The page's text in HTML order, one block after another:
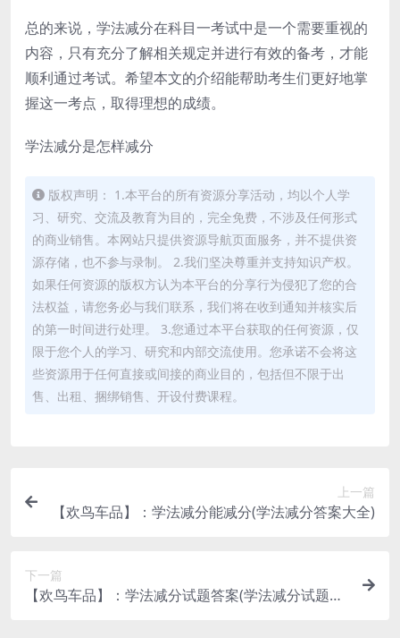
总的来说，学法减分在科目一考试中是一个需要重视的
内容，只有充分了解相关规定并进行有效的备考，才能
顺利通过考试。希望本文的介绍能帮助考生们更好地掌
握这一考点，取得理想的成绩。
学法减分是怎样减分
版权声明： 1.本平台的所有资源分享活动，均以个人学
习、研究、交流及教育为目的，完全免费，不涉及任何形式
的商业销售。本网站只提供资源导航页面服务，并不提供资
源存储，也不参与录制。 2.我们坚决尊重并支持知识产权。
如果任何资源的版权方认为本平台的分享行为侵犯了您的合
法权益，请您务必与我们联系，我们将在收到通知并核实后
的第一时间进行处理。 3.您通过本平台获取的任何资源，仅
限于您个人的学习、研究和内部交流使用。您承诺不会将这
些资源用于任何直接或间接的商业目的，包括但不限于出
售、出租、捆绑销售、开设付费课程。
上一篇
【欢鸟车品】：学法减分能减分(学法减分答案大全)
下一篇
【欢鸟车品】：学法减分试题答案(学法减分试题及